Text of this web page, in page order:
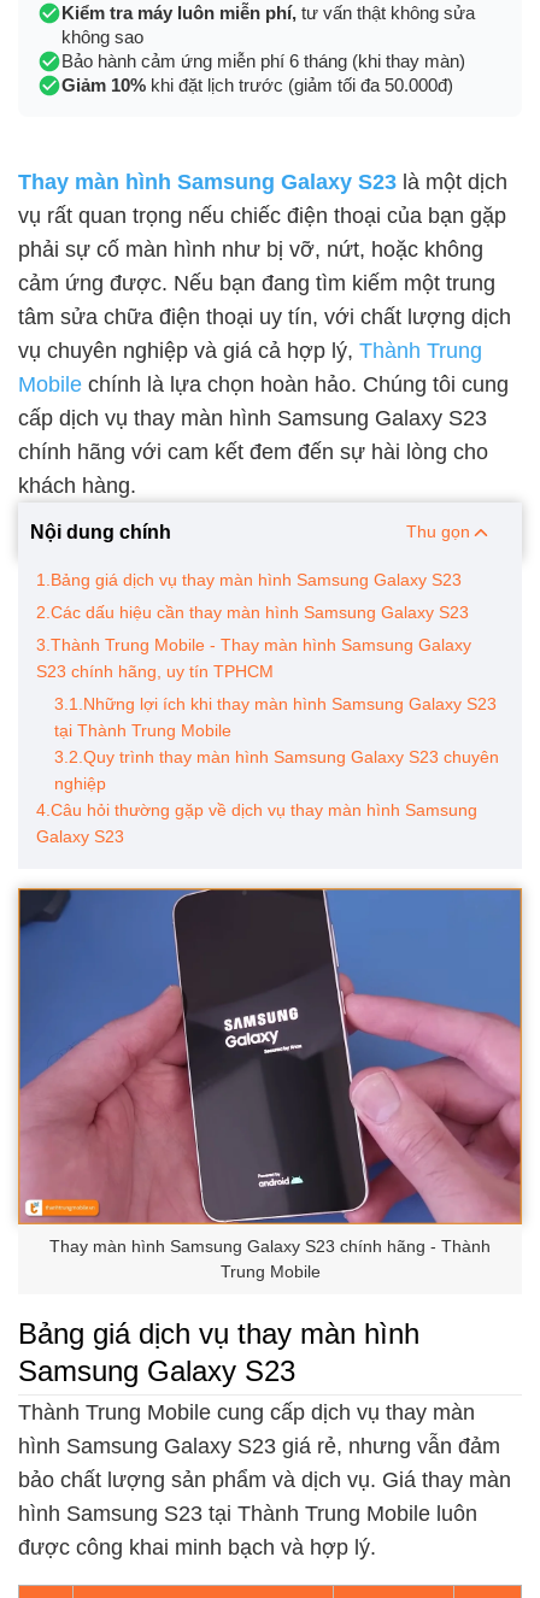
Kiểm tra máy luôn miễn phí, tư vấn thật không sửa
không sao
Bảo hành cảm ứng miễn phí 6 tháng (khi thay màn)
Giảm 10% khi đặt lịch trước (giảm tối đa 50.000đ)
Thay màn hình Samsung Galaxy S23 là một dịch
vụ rất quan trọng nếu chiếc điện thoại của bạn gặp
phải sự cố màn hình như bị vỡ, nứt, hoặc không
cảm ứng được. Nếu bạn đang tìm kiếm một trung
tâm sửa chữa điện thoại uy tín, với chất lượng dịch
vụ chuyên nghiệp và giá cả hợp lý, Thành Trung
Mobile chính là lựa chọn hoàn hảo. Chúng tôi cung
cấp dịch vụ thay màn hình Samsung Galaxy S23
chính hãng với cam kết đem đến sự hài lòng cho
khách hàng.
Nội dung chính Thu gọn
1.Bảng giá dịch vụ thay màn hình Samsung Galaxy S23
2.Các dấu hiệu cần thay màn hình Samsung Galaxy S23
3.Thành Trung Mobile - Thay màn hình Samsung Galaxy
S23 chính hãng, uy tín TPHCM
3.1.Những lợi ích khi thay màn hình Samsung Galaxy S23
tại Thành Trung Mobile
3.2.Quy trình thay màn hình Samsung Galaxy S23 chuyên
nghiệp
4.Câu hỏi thường gặp về dịch vụ thay màn hình Samsung
Galaxy S23
Thay màn hình Samsung Galaxy S23 chính hãng - Thành
Trung Mobile
Bảng giá dịch vụ thay màn hình
Samsung Galaxy S23
Thành Trung Mobile cung cấp dịch vụ thay màn
hình Samsung Galaxy S23 giá rẻ, nhưng vẫn đảm
bảo chất lượng sản phẩm và dịch vụ. Giá thay màn
hình Samsung S23 tại Thành Trung Mobile luôn
được công khai minh bạch và hợp lý.